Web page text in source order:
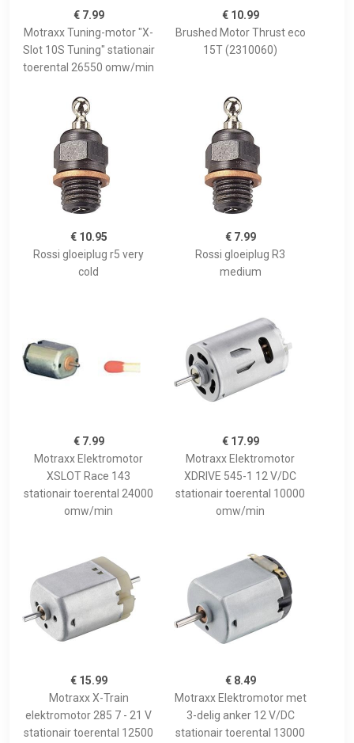
€ 7.99
Motraxx Tuning-motor "X-
Slot 10S Tuning" stationair
toerental 26550 omw/min
€ 10.99
Brushed Motor Thrust eco
15T (2310060)
€ 10.95
Rossi gloeiplug r5 very
cold
€ 7.99
Rossi gloeiplug R3
medium
€ 7.99
Motraxx Elektromotor
XSLOT Race 143
stationair toerental 24000
omw/min
€ 17.99
Motraxx Elektromotor
XDRIVE 545-1 12 V/DC
stationair toerental 10000
omw/min
€ 15.99
Motraxx X-Train
elektromotor 285 7 - 21 V
stationair toerental 12500
€ 8.49
Motraxx Elektromotor met
3-delig anker 12 V/DC
stationair toerental 13000